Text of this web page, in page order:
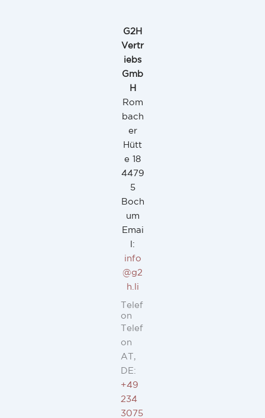
G2H
Vertr
iebs
Gmb
H
Rom
bach
er
Hütt
e 18
4479
5
Boch
um
Emai
l:
info
@g2
h.li
Telef
on
Telef
on
AT,
DE:
+49
234
3075